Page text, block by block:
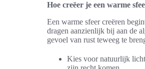
Hoe creëer je een warme
Een warme sfeer creëren
dragen aanzienlijk bij aan de
gevoel van rust teweeg te
Kies voor natuurlijk